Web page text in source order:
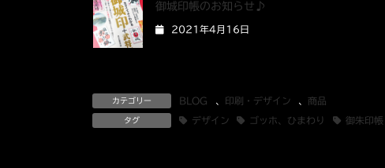
御城印帳のお知らせ♪
2021年4月16日
カテゴリー BLOG 、 印刷・デザイン 、商品
タグ デザイン ゴッホ、ひまわり 御朱印帳